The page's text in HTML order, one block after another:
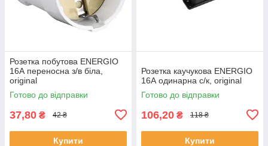
Розетка побутова ENERGIO
16А переносна з/в біла,
original
Готово до відправки
37,80 ₴ 42 ₴
Купити
Розетка каучукова ENERGIO
16А одинарна с/к, original
Готово до відправки
106,20 ₴ 118 ₴
Купити